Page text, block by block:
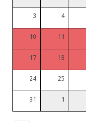
3 4
10 11
17 18
24 25
31 1